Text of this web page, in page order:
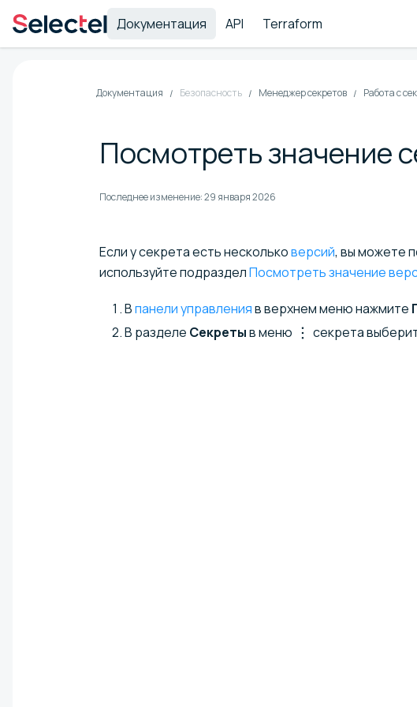
Документация API Terraform
Документация Безопасность Менеджер секретов Работа с
Посмотреть значение
Последнее изменение:29 января 2026
Если у секрета есть нескольковерсий, вы можете
используйте подразделПосмотреть значение
Впанели управленияв верхнем меню нажмите
В разделе Секретыв меню секрета